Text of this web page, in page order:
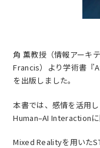
コンセプト動
角 薫教授（情報アーキ
Francis）より学術書『
を出版しました。
本書では、感情を活用
Human–AI Interactionに
Mixed Realityを用いた